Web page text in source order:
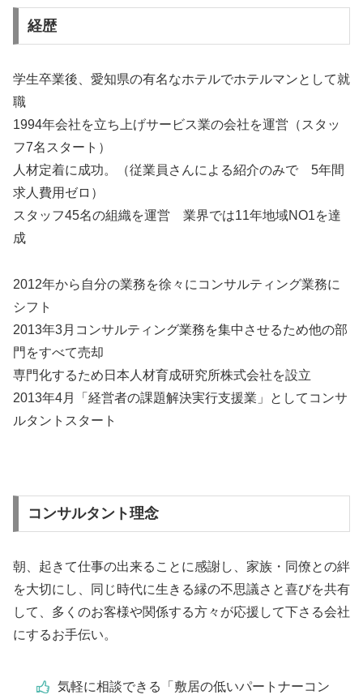
経歴
学生卒業後、愛知県の有名なホテルでホテルマンとして就
職
1994年会社を立ち上げサービス業の会社を運営（スタッ
フ7名スタート）
人材定着に成功。（従業員さんによる紹介のみで 5年間
求人費用ゼロ）
スタッフ45名の組織を運営 業界では11年地域NO1を達
成
2012年から自分の業務を徐々にコンサルティング業務に
シフト
2013年3月コンサルティング業務を集中させるため他の部
門をすべて売却
専門化するため日本人材育成研究所株式会社を設立
2013年4月「経営者の課題解決実行支援業」としてコンサ
ルタントスタート
コンサルタント理念
朝、起きて仕事の出来ることに感謝し、家族・同僚との絆
を大切にし、同じ時代に生きる縁の不思議さと喜びを共有
して、多くのお客様や関係する方々が応援して下さる会社
にするお手伝い。
気軽に相談できる「敷居の低いパートナーコン